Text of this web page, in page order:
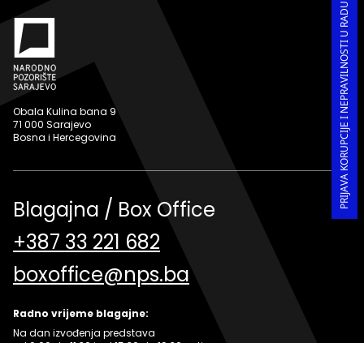
PRIJAVA KORUPCIJE I NEPRAVILNOSTI U RADU
Obala Kulina bana 9
71 000 Sarajevo
Bosna i Hercegovina
Blagajna / Box Office
+387 33 221 682
boxoffice@nps.ba
Radno vrijeme blagajne:
Na dan izvođenja predstava